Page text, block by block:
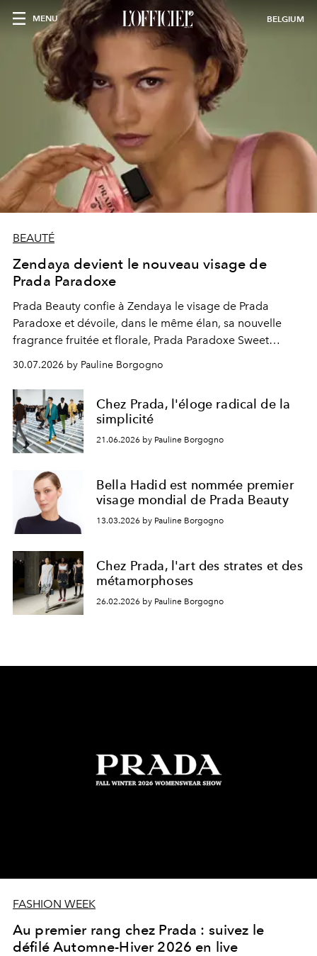
MENU BELGIUM
BEAUTÉ
Zendaya devient le nouveau visage de
Prada Paradoxe
Prada Beauty confie à Zendaya le visage de Prada
Paradoxe et dévoile, dans le même élan, sa nouvelle
fragrance fruitée et florale, Prada Paradoxe Sweet
Chemistry Eau de Parfum.
30.07.2026 by Pauline Borgogno
Chez Prada, l'éloge radical de la
simplicité
21.06.2026 by Pauline Borgogno
Bella Hadid est nommée premier
visage mondial de Prada Beauty
13.03.2026 by Pauline Borgogno
Chez Prada, l'art des strates et des
métamorphoses
26.02.2026 by Pauline Borgogno
FASHION WEEK
Au premier rang chez Prada : suivez le
défilé Automne-Hiver 2026 en live